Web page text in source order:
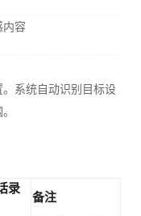
内容
系统自动识别目标设
录
备注